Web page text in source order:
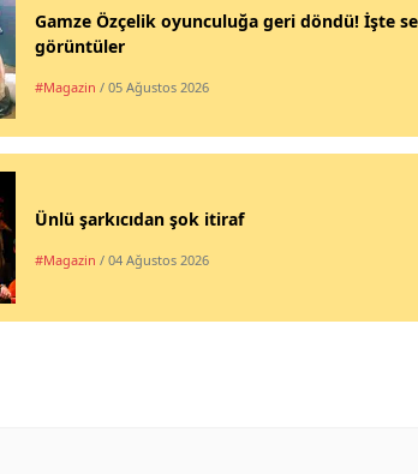
Gamze Özçelik oyunculuğa geri döndü! İşte
görüntüler
#Magazin / 05 Ağustos 2026
Ünlü şarkıcıdan şok itiraf
#Magazin / 04 Ağustos 2026